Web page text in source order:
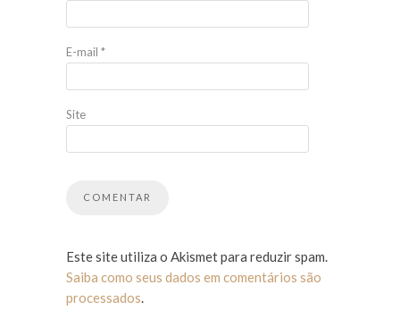
E-mail *
Site
Este site utiliza o Akismet para reduzir spam.
Saiba como seus dados em comentários são
processados.